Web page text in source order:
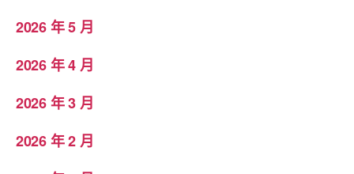
2026 年 5 月
2026 年 4 月
2026 年 3 月
2026 年 2 月